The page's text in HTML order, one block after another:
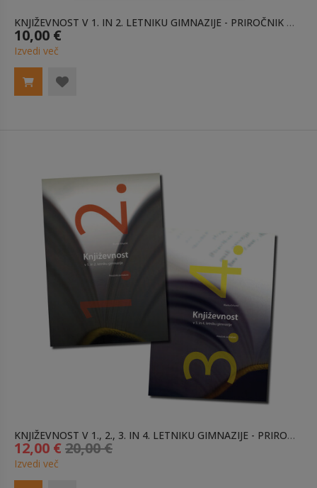
KNJIŽEVNOST V 1. IN 2. LETNIKU GIMNAZIJE - PRIROČNIK ZA MATURO
10,00 €
Izvedi več
KNJIŽEVNOST V 1., 2., 3. IN 4. LETNIKU GIMNAZIJE - PRIROČNIŠKI KOMPLET ZA MATURO
12,00 € 20,00 €
Izvedi več